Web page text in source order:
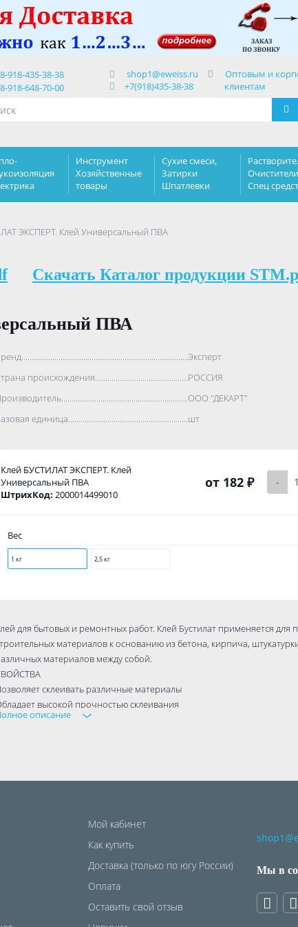
8-918-435-38-38
8-918-648-70-00
shop1@eweiss.ru
+7(918)435-38-38
Оптовым и
клиентам
Инструмент
Хозяйственные
товары
Сухие смеси,
Затирки
Шпатлевки
Очистители
Спец
ЭКСПЕРТ. Клей Универсальный ПВА
Скачать Каталог продукции
ПВА
Эксперт
происхождения..................................................................................
РОССИЯ
ООО "ДЕКАРТ"
единица..................................................................................
шт
Клей БУСТИЛАТ ЭКСПЕРТ. Клей
Универсальный ПВА
ШтрихКод: 2000014499010
от 182 ₽ -
Вес
1 кг 2,5 кг
для бытовых и ремонтных работ. Клей Бустилат применяется для
материалов к основанию из бетона, кирпича,
материалов между собой.
склеивать различные материалы
высокой прочностью склеивания
влагостойкостью
ДЛЯ НАНЕСЕНИЯ
описание
Мой кабинет
Как купить
Доставка (только по югу России)
Оплата
Оставить свой отзыв
Мы в